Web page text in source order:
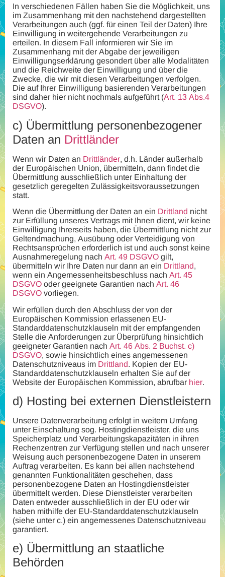
In verschiedenen Fällen haben Sie die Möglichkeit, uns
im Zusammenhang mit den nachstehend dargestellten
Verarbeitungen auch (ggf. für einen Teil der Daten) Ihre
Einwilligung in weitergehende Verarbeitungen zu
erteilen. In diesem Fall informieren wir Sie im
Zusammenhang mit der Abgabe der jeweiligen
Einwilligungserklärung gesondert über alle Modalitäten
und die Reichweite der Einwilligung und über die
Zwecke, die wir mit diesen Verarbeitungen verfolgen.
Die auf Ihrer Einwilligung basierenden Verarbeitungen
sind daher hier nicht nochmals aufgeführt (Art. 13 Abs.4
DSGVO).
c) Übermittlung personenbezogener
Daten an Drittländer
Wenn wir Daten an Drittländer, d.h. Länder außerhalb
der Europäischen Union, übermitteln, dann findet die
Übermittlung ausschließlich unter Einhaltung der
gesetzlich geregelten Zulässigkeitsvoraussetzungen
statt.
Wenn die Übermittlung der Daten an ein Drittland nicht
zur Erfüllung unseres Vertrags mit Ihnen dient, wir keine
Einwilligung Ihrerseits haben, die Übermittlung nicht zur
Geltendmachung, Ausübung oder Verteidigung von
Rechtsansprüchen erforderlich ist und auch sonst keine
Ausnahmeregelung nach Art. 49 DSGVO gilt,
übermitteln wir Ihre Daten nur dann an ein Drittland,
wenn ein Angemessenheitsbeschluss nach Art. 45
DSGVO oder geeignete Garantien nach Art. 46
DSGVO vorliegen.
Wir erfüllen durch den Abschluss der von der
Europäischen Kommission erlassenen EU-
Standarddatenschutzklauseln mit der empfangenden
Stelle die Anforderungen zur Überprüfung hinsichtlich
geeigneter Garantien nach Art. 46 Abs. 2 Buchst. c)
DSGVO, sowie hinsichtlich eines angemessenen
Datenschutzniveaus im Drittland. Kopien der EU-
Standarddatenschutzklauseln erhalten Sie auf der
Website der Europäischen Kommission, abrufbar hier.
d) Hosting bei externen Dienstleistern
Unsere Datenverarbeitung erfolgt in weitem Umfang
unter Einschaltung sog. Hostingdienstleister, die uns
Speicherplatz und Verarbeitungskapazitäten in ihren
Rechenzentren zur Verfügung stellen und nach unserer
Weisung auch personenbezogene Daten in unserem
Auftrag verarbeiten. Es kann bei allen nachstehend
genannten Funktionalitäten geschehen, dass
personenbezogene Daten an Hostingdienstleister
übermittelt werden. Diese Dienstleister verarbeiten
Daten entweder ausschließlich in der EU oder wir
haben mithilfe der EU-Standarddatenschutzklauseln
(siehe unter c.) ein angemessenes Datenschutzniveau
garantiert.
e) Übermittlung an staatliche
Behörden